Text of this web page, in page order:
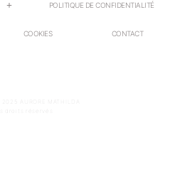
POLITIQUE DE CONFIDENTIALITÉ
COOKIES CONTACT